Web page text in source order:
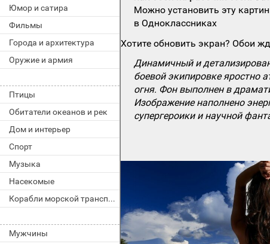
Юмор и сатира
Фильмы
Города и архитектура
Оружие и армия
Птицы
Обитатели океанов и рек
Дом и интерьер
Спорт
Музыка
Насекомые
Корабли морской транспорт
Мужчины
Можно установить эту
в Одноклассниках
Хотите обновить экран? Обои
Динамичный и
боевой экипировке яростно
огня. Фон выполнен в
Изображение наполнено
супергероики и научной